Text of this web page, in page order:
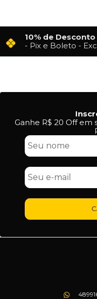
10% de Desconto
- Pix e Boleto -
Ganhe R$ 20 Off em